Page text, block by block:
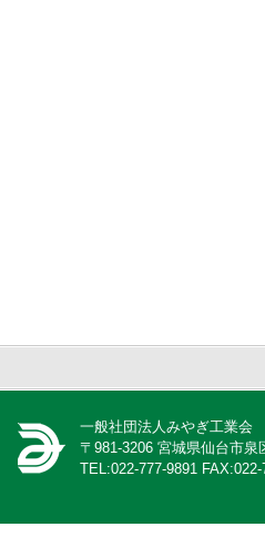
一般社団法人みやぎ工業会
〒981-3206 宮城県仙台市
TEL:022-777-9891